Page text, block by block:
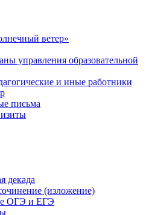
ветер»
управления образовательной
и иные работники
письма
декада
(изложение)
ОГЭ и ЕГЭ